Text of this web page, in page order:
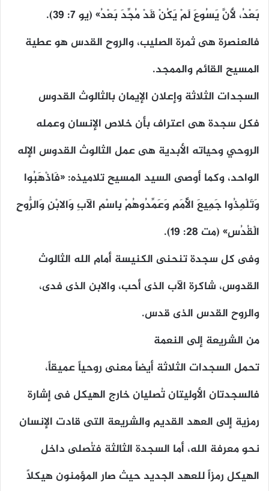
بَعْدُ، لأَنَّ يَسُوعَ لَمْ يَكُنْ قَدْ مُجِّدَ بَعْدُ» (يو ٧: ٣٩).
فالعنصرة هى ثمرة الصليب، والروح القدس هو عطية
المسيح القائم والممجد.
السجدات الثلاثة وإعلان الإيمان بالثالوث القدوس
فكل سجدة هى اعتراف بأن خلاص الإنسان وعمله
الروحي وحياته الأبدية هى عمل الثالوث القدوس الإله
الواحد، وكما أوصى السيد المسيح تلاميذه: «فَاذْهَبُوا
وَتَلْمِذُوا جَمِيعَ الأُمَمِ وَعَمِّدُوهُمْ بِاسْمِ الآبِ وَالابْنِ وَالرُّوحِ
الْقُدُسِ» (مت ٢٨: ١٩).
وفى كل سجدة تنحنى الكنيسة أمام الله الثالوث
القدوس، شاكرة الآب الذى أحب، والابن الذى فدى،
والروح القدس الذى قدس.
من الشريعة إلى النعمة
تحمل السجدات الثلاثة أيضاً معنى روحياً عميقاً،
فالسجدتان الأوليتان تُصليان خارج الهيكل فى إشارة
رمزية إلى العهد القديم والشريعة التى قادت الإنسان
نحو معرفة الله، أما السجدة الثالثة فتُصلى داخل
الهيكل رمزاً للعهد الجديد حيث صار المؤمنون هيكلاً